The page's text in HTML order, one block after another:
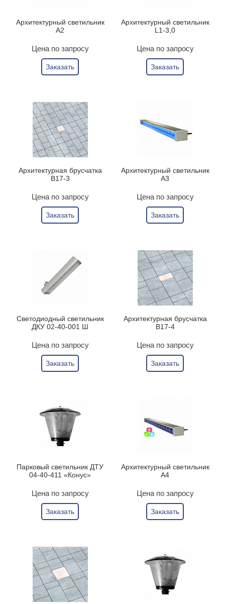
Архитектурный светильник
А2
Цена по запросу
Заказать
Архитектурный светильник
L1-3,0
Цена по запросу
Заказать
Архитектурная брусчатка
B17-3
Цена по запросу
Заказать
Архитектурный светильник
А3
Цена по запросу
Заказать
Светодиодный светильник
ДКУ 02-40-001 Ш
Цена по запросу
Заказать
Архитектурная брусчатка
B17-4
Цена по запросу
Заказать
Парковый светильник ДТУ
04-40-411 «Конус»
Цена по запросу
Заказать
Архитектурный светильник
А4
Цена по запросу
Заказать